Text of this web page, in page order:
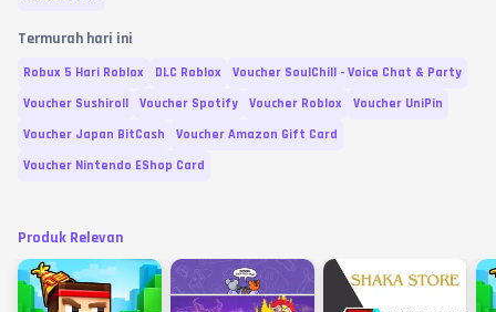
Termurah hari ini
Robux 5 Hari Roblox DLC Roblox
Voucher SoulChill - Voice Chat & Party
Voucher Sushiroll
Voucher Spotify Voucher Roblox
Voucher UniPin
Voucher Japan BitCash
Voucher Amazon Gift Card
Voucher Nintendo EShop Card
Produk Relevan